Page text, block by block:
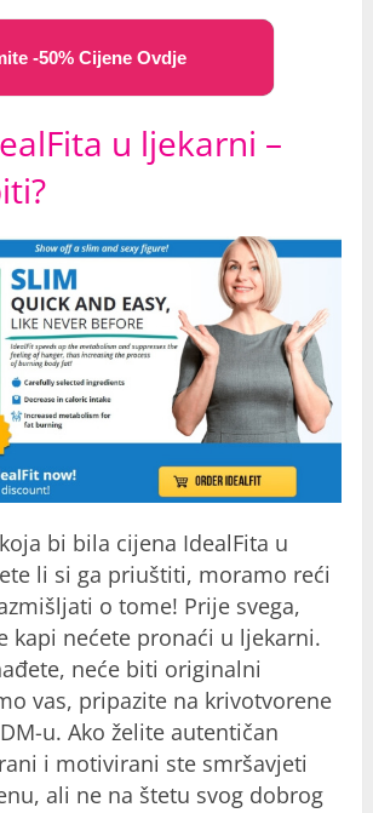
-50% Cijene Ovdje
u ljekarni –
bi bila cijena IdealFita u
li si ga priuštiti, moramo reći
o tome! Prije svega,
kapi nećete pronaći u ljekarni.
neće biti originalni
vas, pripazite na krivotvorene
u. Ako želite autentičan
i motivirani ste smršavjeti
ali ne na štetu svog dobrog